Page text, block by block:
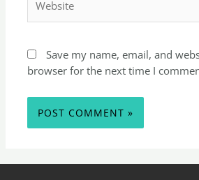
Save my name, email, and
browser for the next time I